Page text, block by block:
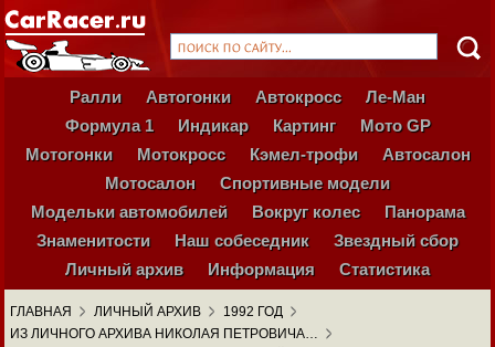
Ралли Автогонки Автокросс
Ле-Ман
Формула 1
Индикар Картинг
Мото GP
Мотогонки
Мотокросс Кэмел-трофи
Автосалон
Мотосалон
Спортивные модели
Модельки автомобилей
Вокруг колес
Панорама
Знаменитости
Наш собеседник
Звездный сбор
Личный архив
Информация Статистика
ГЛАВНАЯ ЛИЧНЫЙ АРХИВ
1992 ГОД
ИЗ ЛИЧНОГО АРХИВА НИКОЛАЯ ПЕТРОВИЧА…